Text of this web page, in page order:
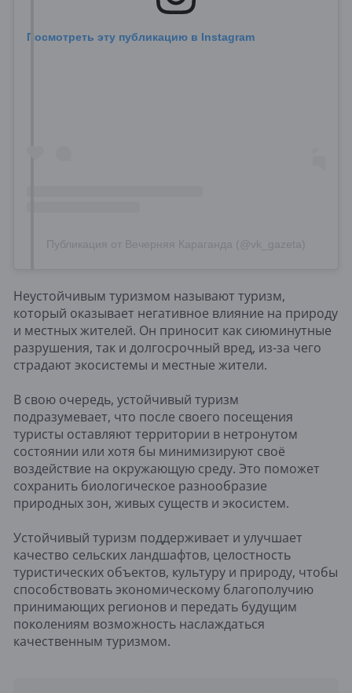
Посмотреть эту публикацию в Instagram
Публикация от Вечерняя Караганда (@vk_gazeta)
Неустойчивым туризмом называют туризм,
который оказывает негативное влияние на природу
и местных жителей. Он приносит как сиюминутные
разрушения, так и долгосрочный вред, из-за чего
страдают экосистемы и местные жители.
В свою очередь, устойчивый туризм
подразумевает, что после своего посещения
туристы оставляют территории в нетронутом
состоянии или хотя бы минимизируют своё
воздействие на окружающую среду. Это поможет
сохранить биологическое разнообразие
природных зон, живых существ и экосистем.
Устойчивый туризм поддерживает и улучшает
качество сельских ландшафтов, целостность
туристических объектов, культуру и природу, чтобы
способствовать экономическому благополучию
принимающих регионов и передать будущим
поколениям возможность наслаждаться
качественным туризмом.